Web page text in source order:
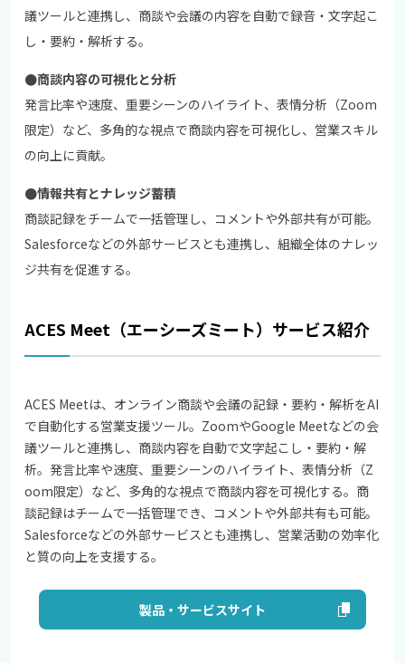
議ツールと連携し、商談や会議の内容を自動で録音・文字起こ
し・要約・解析する。
●商談内容の可視化と分析
発言比率や速度、重要シーンのハイライト、表情分析（Zoom
限定）など、多角的な視点で商談内容を可視化し、営業スキル
の向上に貢献。
●情報共有とナレッジ蓄積
商談記録をチームで一括管理し、コメントや外部共有が可能。
Salesforceなどの外部サービスとも連携し、組織全体のナレッ
ジ共有を促進する。
ACES Meet（エーシーズミート）サービス紹介
ACES Meetは、オンライン商談や会議の記録・要約・解析をAI
で自動化する営業支援ツール。ZoomやGoogle Meetなどの会
議ツールと連携し、商談内容を自動で文字起こし・要約・解
析。発言比率や速度、重要シーンのハイライト、表情分析（Z
oom限定）など、多角的な視点で商談内容を可視化する。商
談記録はチームで一括管理でき、コメントや外部共有も可能。
Salesforceなどの外部サービスとも連携し、営業活動の効率化
と質の向上を支援する。
製品・サービスサイト